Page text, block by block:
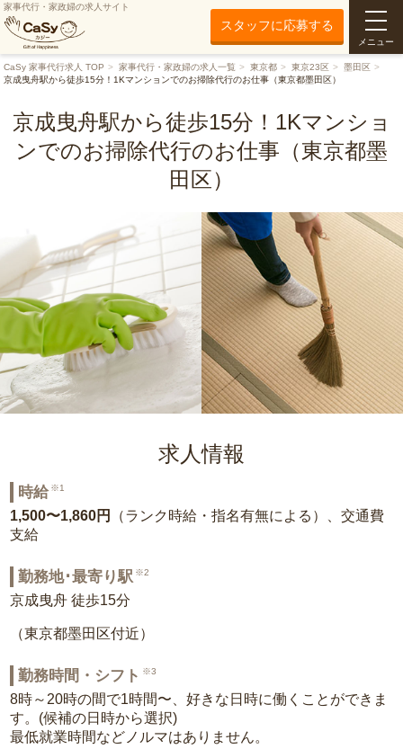
家事代行・家政婦の求人サイト
スタッフに応募する
メニュー
CaSy 家事代行求人 TOP 家事代行・家政婦の求人一覧 東京都 東京23区
墨田区
京成曳舟駅から徒歩15分！1Kマンションでのお掃除代行のお仕事（東京都墨田区）
京成曳舟駅から徒歩15分！1Kマンショ
ンでのお掃除代行のお仕事（東京都墨
田区）
求人情報
時給 ※1
1,500〜1,860円
（ランク時給・指名有無による）、交通費
支給
勤務地･最寄り駅 ※2
京成曳舟 徒歩15分
（東京都墨田区付近）
勤務時間・シフト ※3
8時～20時の間で1時間〜、好きな日時に働くことができま
す。(候補の日時から選択)
最低就業時間などノルマはありません。